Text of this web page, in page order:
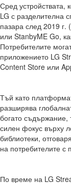
Сред устройствата,
LG с разделителна
пазара след 2019
или StanbyME Go,
Потребителите
приложението LG
Content Store или
Тъй като
разширява
богато
силен фокус върху
библиотеки,
на потребителите
По време на LG